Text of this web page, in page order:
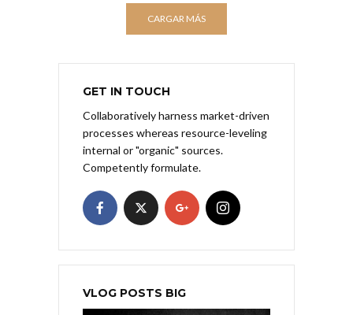
CARGAR MÁS
GET IN TOUCH
Collaboratively harness market-driven
processes whereas resource-leveling
internal or "organic" sources.
Competently formulate.
VLOG POSTS BIG